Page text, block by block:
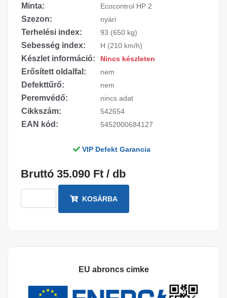
Minta: Ecocontrol HP 2
Szezon: nyári
Terhelési index: 93 (650 kg)
Sebesség index: H (210 km/h)
Készlet információ: Nincs készleten
Erősített oldalfal: nem
Defekttűrő: nem
Peremvédő: nincs adat
Cikkszám: 542654
EAN kód: 5452000684127
VIP Defekt Garancia
Bruttó 35.090 Ft / db
KOSÁRBA
EU abroncs cimke